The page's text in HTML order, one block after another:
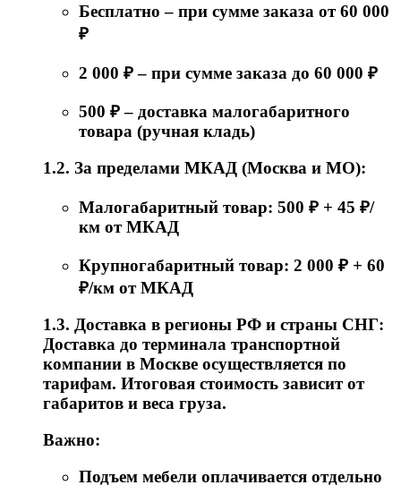
Бесплатно – при сумме заказа от 60 000
₽
2 000 ₽ – при сумме заказа до 60 000 ₽
500 ₽ – доставка малогабаритного
товара (ручная кладь)
1.2. За пределами МКАД (Москва и МО):
Малогабаритный товар: 500 ₽ + 45 ₽/
км от МКАД
Крупногабаритный товар: 2 000 ₽ + 60
₽/км от МКАД
1.3. Доставка в регионы РФ и страны СНГ:
Доставка до терминала транспортной
компании в Москве осуществляется по
тарифам. Итоговая стоимость зависит от
габаритов и веса груза.
Важно:
Подъем мебели оплачивается отдельно